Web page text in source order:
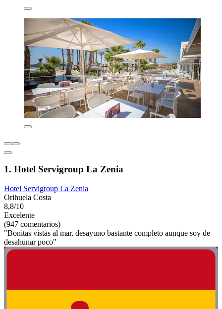
1. Hotel Servigroup La Zenia
Hotel Servigroup La Zenia
Orihuela Costa
8,8/10
Excelente
(947 comentarios)
"Bonitas vistas al mar, desayuno bastante completo aunque soy de
desahunar poco"